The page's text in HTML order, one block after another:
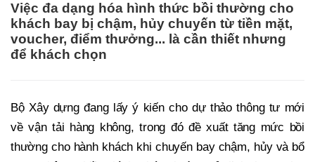
Việc đa dạng hóa hình thức bồi thường cho
khách bay bị chậm, hủy chuyến từ tiền mặt,
voucher, điểm thưởng... là cần thiết nhưng
để khách chọn
Bộ Xây dựng đang lấy ý kiến cho dự thảo thông tư mới
về vận tải hàng không, trong đó đề xuất tăng mức bồi
thường cho hành khách khi chuyến bay chậm, hủy và bổ